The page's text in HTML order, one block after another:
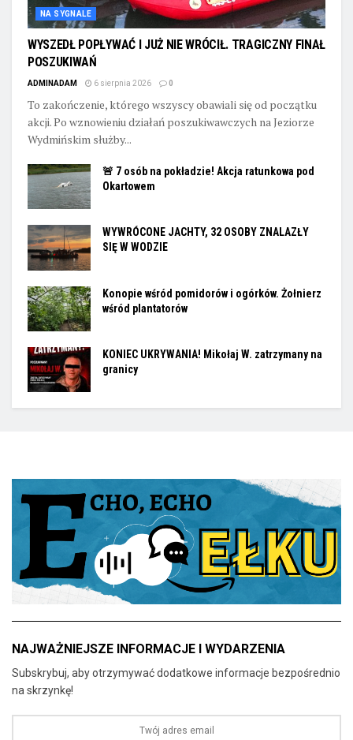
NA SYGNALE
WYSZEDŁ POPŁYWAĆ I JUŻ NIE WRÓCIŁ. TRAGICZNY FINAŁ
POSZUKIWAŃ
ADMINADAM 6 sierpnia 2026 0
To zakończenie, którego wszyscy obawiali się od początku
akcji. Po wznowieniu działań poszukiwawczych na Jeziorze
Wydmińskim służby...
🚨 7 osób na pokładzie! Akcja ratunkowa pod
Okartowem
WYWRÓCONE JACHTY, 32 OSOBY ZNALAZŁY
SIĘ W WODZIE
Konopie wśród pomidorów i ogórków. Żołnierz
wśród plantatorów
KONIEC UKRYWANIA! Mikołaj W. zatrzymany na
granicy
NAJWAŻNIEJSZE INFORMACJE I WYDARZENIA
Subskrybuj, aby otrzymywać dodatkowe informacje bezpośrednio
na skrzynkę!